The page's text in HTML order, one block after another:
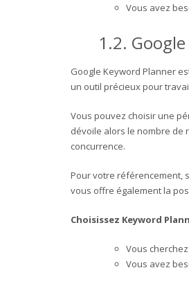
Vous avez
1.2.
Google Keyword Planner
un outil précieux pour
Vous pouvez choisir une
dévoile alors le nombre de
concurrence.
Pour votre référencement,
vous offre également la
Choisissez Keyword
Vous
Vous avez